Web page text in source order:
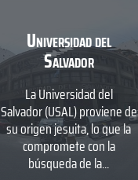
Universidad del
Salvador
La Universidad del
Salvador (USAL) proviene de
su origen jesuita, lo que la
compromete con la
búsqueda de la...